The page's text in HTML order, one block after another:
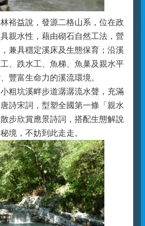
益說，發源二格山系，位在政
親水性，藉由砌石自然工法，營
兼具穩定溪床及生態保育；沿溪
、跌水工、魚梯、魚巢及親水平
豐富生命力的溪流環境。
坑溪畔步道潺潺流水聲，充滿
詩宋詞，型塑全國第一條「親水
步欣賞應景詩詞，搭配生態解說
境，不妨到此走走。